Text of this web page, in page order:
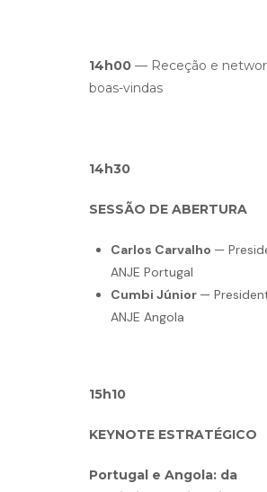
14h00 — Receção e
boas-vindas
14h30
SESSÃO DE ABERTURA
Carlos Carvalho —
ANJE Portugal
Cumbi Júnior —
ANJE Angola
15h10
KEYNOTE ESTRATÉGICO
Portugal e Angola: da